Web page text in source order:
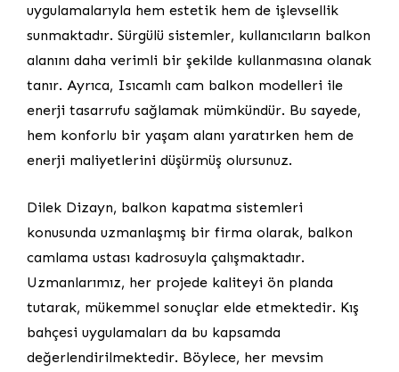
uygulamalarıyla hem estetik hem de işlevsellik
sunmaktadır. Sürgülü sistemler, kullanıcıların balkon
alanını daha verimli bir şekilde kullanmasına olanak
tanır. Ayrıca, Isıcamlı cam balkon modelleri ile
enerji tasarrufu sağlamak mümkündür. Bu sayede,
hem konforlu bir yaşam alanı yaratırken hem de
enerji maliyetlerini düşürmüş olursunuz.
Dilek Dizayn, balkon kapatma sistemleri
konusunda uzmanlaşmış bir firma olarak, balkon
camlama ustası kadrosuyla çalışmaktadır.
Uzmanlarımız, her projede kaliteyi ön planda
tutarak, mükemmel sonuçlar elde etmektedir. Kış
bahçesi uygulamaları da bu kapsamda
değerlendirilmektedir. Böylece, her mevsim